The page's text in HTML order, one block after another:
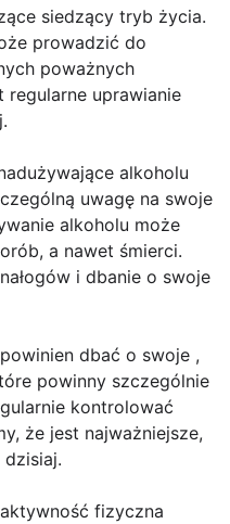
siedzący tryb życia.
prowadzić do
poważnych
regularne uprawianie
alkoholu
uwagę na swoje
alkoholu może
a nawet śmierci.
i dbanie o swoje
dbać o swoje ,
powinny szczególnie
kontrolować
że jest najważniejsze,
fizyczna